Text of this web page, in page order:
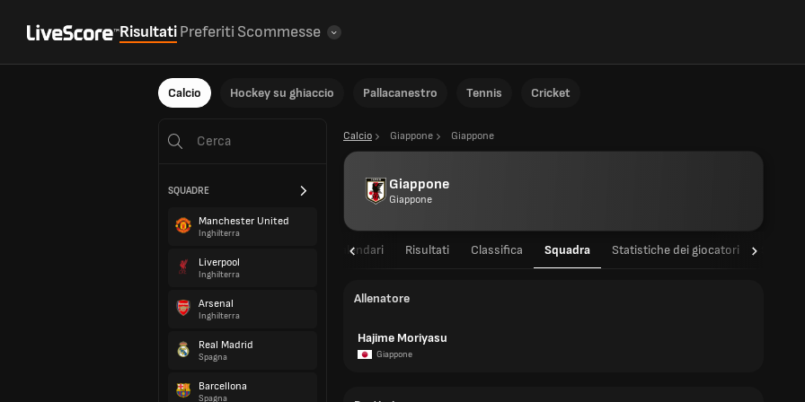
RisultatiPreferiti Scommesse
Calcio Hockey su ghiaccio Pallacanestro Tennis Cricket
SQUADRE
Manchester United
Inghilterra
Liverpool
Inghilterra
Arsenal
Inghilterra
Real Madrid
Spagna
Barcellona
Spagna
Calcio Giappone Giappone
Giappone
Giappone
Calendari Risultati Classifica Squadra Statistiche dei giocatori
Allenatore
Hajime Moriyasu
Giappone